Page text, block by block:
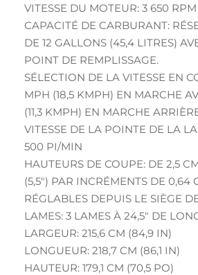
VITESSE DU MOTEUR: 3 650 RPM
CAPACITÉ DE CARBURANT:
DE 12 GALLONS (45,4 LITRES)
POINT DE REMPLISSAGE.
SÉLECTION DE LA VITESSE EN
MPH (18,5 KMPH) EN MARCHE
(11,3 KMPH) EN MARCHE
VITESSE DE LA POINTE DE LA
500 PI/MIN
HAUTEURS DE COUPE: DE 2,5 CM
(5,5″) PAR INCRÉMENTS DE 0,64
RÉGLABLES DEPUIS LE SIÈGE
LAMES: 3 LAMES À 24,5″ DE
LARGEUR: 215,6 CM (84,9 IN)
LONGUEUR: 218,7 CM (86,1 IN)
HAUTEUR: 179,1 CM (70,5 PO)